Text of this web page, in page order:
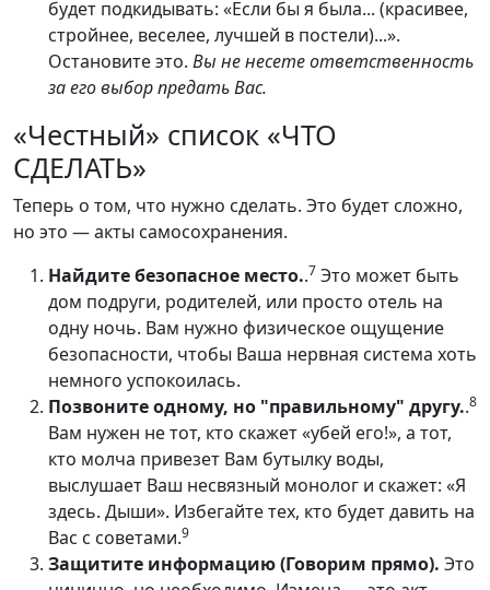
будет подкидывать: «Если бы я была... (красивее,
стройнее, веселее, лучшей в постели)...».
Остановите это. Вы не несете ответственность
за его выбор предать Вас.
«Честный» список «ЧТО
СДЕЛАТЬ»
Теперь о том, что нужно сделать. Это будет сложно,
но это — акты самосохранения.
Найдите безопасное место..7 Это может быть
дом подруги, родителей, или просто отель на
одну ночь. Вам нужно физическое ощущение
безопасности, чтобы Ваша нервная система хоть
немного успокоилась.
Позвоните одному, но "правильному" другу..8
Вам нужен не тот, кто скажет «убей его!», а тот,
кто молча привезет Вам бутылку воды,
выслушает Ваш несвязный монолог и скажет: «Я
здесь. Дыши». Избегайте тех, кто будет давить на
Вас с советами.9
Защитите информацию (Говорим прямо). Это